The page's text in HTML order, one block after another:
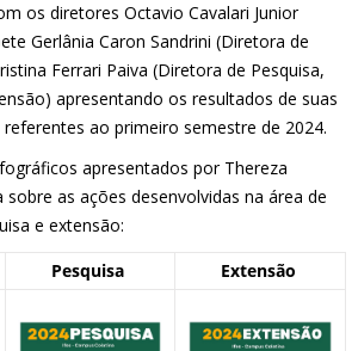
os diretores Octavio Cavalari Junior
Gerlânia Caron Sandrini (Diretora de
Ferrari Paiva (Diretora de Pesquisa,
apresentando os resultados de suas
ao primeiro semestre de 2024.
apresentados por Thereza
sobre as ações desenvolvidas na área de
e extensão:
Pesquisa Extensão